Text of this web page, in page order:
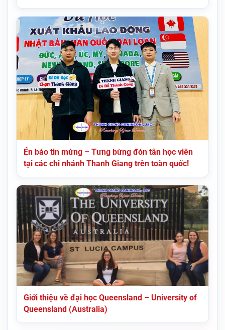
Én báo tin mừng – Tưng bừng đón tân học viên
tại các chi nhánh Thanh Giang trên toàn quốc!
Giới thiệu về đại học Queensland – University of
Queensland (Australia)